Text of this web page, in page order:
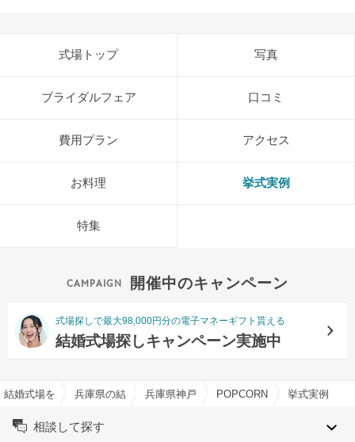
式場トップ 写真
ブライダルフェア 口コミ
費用プラン アクセス
お料理 挙式実例
特集
開催中のキャンペーン
式場探しで最大98,000円分の電子マネーギフト貰える
結婚式場探しキャンペーン実施中
結婚式場を探すならハナユメ
兵庫県の結婚式場一覧兵庫県神戸市の結婚式場一覧POPCORN KOBE （ポップ
挙式実例
相談して探す